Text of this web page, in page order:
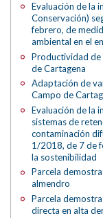
Evaluación de la
Conservación)
febrero, de
ambiental en el
Productividad de
de Cartagena
Adaptación de
Campo de
Evaluación de la
sistemas de
contaminación
1/2018, de 7 de
la sostenibilidad
Parcela
almendro
Parcela
directa en alta